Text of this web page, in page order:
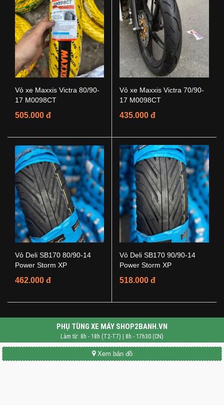
Vỏ xe Maxxis Victra 80/90-
17 M0098CT
505.000 đ
Vỏ xe Maxxis Victra 70/90-
17 M0098CT
435.000 đ
Vỏ Deli SB170 80/90-14
Power Storm XP
462.000 đ
Vỏ Deli SB170 90/90-14
Power Storm XP
518.000 đ
PHỤ TÙNG XE MÁY SHOP2BANH.VN
Làm từ: 8h - 18h (T2-T7) | 8h - 17h30 (CN)
Xem bản đồ